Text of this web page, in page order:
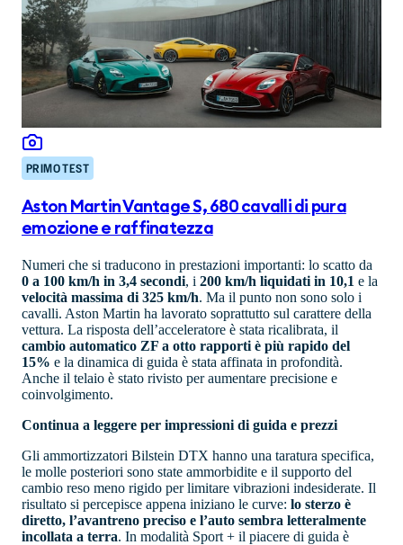
PRIMO TEST
Aston Martin Vantage S, 680 cavalli di pura
emozione e raffinatezza
Numeri che si traducono in prestazioni importanti: lo scatto da
0 a 100 km/h in 3,4 secondi, i 200 km/h liquidati in 10,1 e la
velocità massima di 325 km/h. Ma il punto non sono solo i
cavalli. Aston Martin ha lavorato soprattutto sul carattere della
vettura. La risposta dell’acceleratore è stata ricalibrata, il
cambio automatico ZF a otto rapporti è più rapido del
15% e la dinamica di guida è stata affinata in profondità.
Anche il telaio è stato rivisto per aumentare precisione e
coinvolgimento.
Continua a leggere per impressioni di guida e prezzi
Gli ammortizzatori Bilstein DTX hanno una taratura specifica,
le molle posteriori sono state ammorbidite e il supporto del
cambio reso meno rigido per limitare vibrazioni indesiderate. Il
risultato si percepisce appena iniziano le curve: lo sterzo è
diretto, l’avantreno preciso e l’auto sembra letteralmente
incollata a terra. In modalità Sport + il piacere di guida è